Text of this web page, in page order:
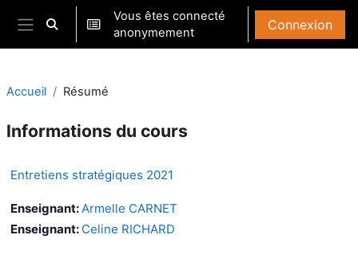
Passer au contenu principal
Panneau latéral
Activer/désactiver la saisie de recherche
Vous êtes connecté
anonymement
Connexion
Accueil Résumé
Informations du cours
Entretiens stratégiques 2021
Enseignant: Armelle CARNET
Enseignant: Celine RICHARD